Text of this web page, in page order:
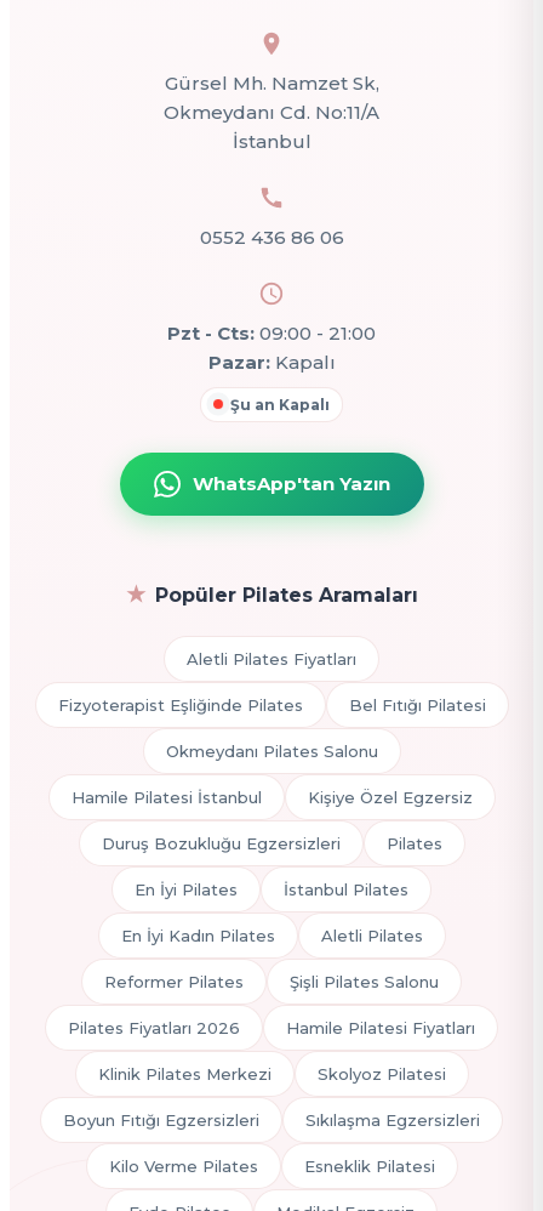
Gürsel Mh. Namzet Sk,
Okmeydanı Cd. No:11/A
İstanbul
0552 436 86 06
Pzt - Cts: 09:00 - 21:00
Pazar:Kapalı
Şu an Kapalı
WhatsApp'tan Yazın
Popüler Pilates Aramaları
Aletli Pilates Fiyatları
Fizyoterapist Eşliğinde Pilates Bel Fıtığı Pilatesi
Okmeydanı Pilates Salonu
Hamile Pilatesi İstanbul Kişiye Özel Egzersiz
Duruş Bozukluğu Egzersizleri Pilates
En İyi Pilates İstanbul Pilates
En İyi Kadın Pilates Aletli Pilates
Reformer Pilates Şişli Pilates Salonu
Pilates Fiyatları 2026 Hamile Pilatesi Fiyatları
Klinik Pilates Merkezi Skolyoz Pilatesi
Boyun Fıtığı Egzersizleri Sıkılaşma Egzersizleri
Kilo Verme Pilates Esneklik Pilatesi